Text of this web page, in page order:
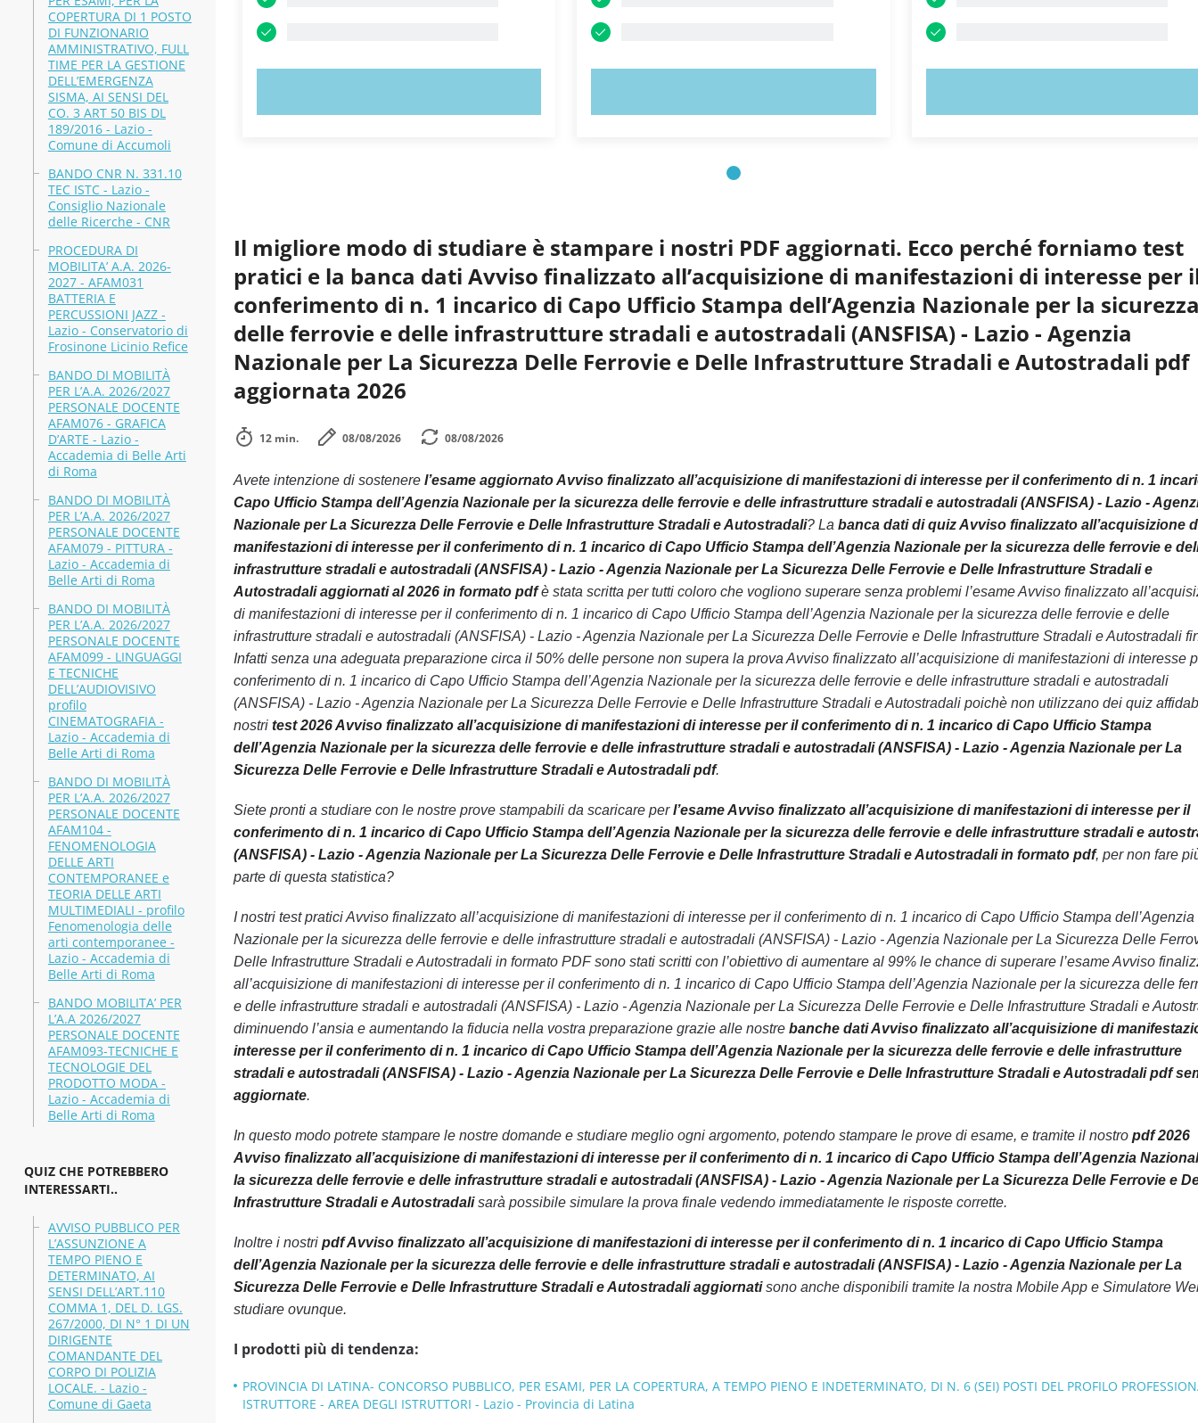
COPERTURA DI 1 POSTO
DI FUNZIONARIO
AMMINISTRATIVO, FULL
TIME PER LA GESTIONE
DELL’EMERGENZA
SISMA, AI SENSI DEL
CO. 3 ART 50 BIS DL
189/2016 - Lazio -
Comune di Accumoli
BANDO CNR N. 331.10
TEC ISTC - Lazio -
Consiglio Nazionale
delle Ricerche - CNR
PROCEDURA DI
MOBILITA’ A.A. 2026-
2027 - AFAM031
BATTERIA E
PERCUSSIONI JAZZ -
Lazio - Conservatorio di
Frosinone Licinio Refice
BANDO DI MOBILITÀ
PER L’A.A. 2026/2027
PERSONALE DOCENTE
AFAM076 - GRAFICA
D’ARTE - Lazio -
Accademia di Belle Arti
di Roma
BANDO DI MOBILITÀ
PER L’A.A. 2026/2027
PERSONALE DOCENTE
AFAM079 - PITTURA -
Lazio - Accademia di
Belle Arti di Roma
BANDO DI MOBILITÀ
PER L’A.A. 2026/2027
PERSONALE DOCENTE
AFAM099 - LINGUAGGI
E TECNICHE
DELL’AUDIOVISIVO
profilo
CINEMATOGRAFIA -
Lazio - Accademia di
Belle Arti di Roma
BANDO DI MOBILITÀ
PER L’A.A. 2026/2027
PERSONALE DOCENTE
AFAM104 -
FENOMENOLOGIA
DELLE ARTI
CONTEMPORANEE e
TEORIA DELLE ARTI
MULTIMEDIALI - profilo
Fenomenologia delle
arti contemporanee -
Lazio - Accademia di
Belle Arti di Roma
BANDO MOBILITA’ PER
L’A.A 2026/2027
PERSONALE DOCENTE
AFAM093-TECNICHE E
TECNOLOGIE DEL
PRODOTTO MODA -
Lazio - Accademia di
Belle Arti di Roma
QUIZ CHE POTREBBERO
INTERESSARTI..
AVVISO PUBBLICO PER
L’ASSUNZIONE A
TEMPO PIENO E
DETERMINATO, AI
SENSI DELL’ART.110
COMMA 1, DEL D. LGS.
267/2000, DI N° 1 DI UN
DIRIGENTE
COMANDANTE DEL
CORPO DI POLIZIA
LOCALE. - Lazio -
Comune di Gaeta
Il migliore modo di studiare è stampare i nostri PDF aggiornati. Ecco perché forniamo test
pratici e la banca dati Avviso finalizzato all’acquisizione di manifestazioni di interesse per
conferimento di n. 1 incarico di Capo Ufficio Stampa dell’Agenzia Nazionale per la
delle ferrovie e delle infrastrutture stradali e autostradali (ANSFISA) - Lazio - Agenzia
Nazionale per La Sicurezza Delle Ferrovie e Delle Infrastrutture Stradali e Autostradali pdf
aggiornata 2026
12 min. 08/08/2026 08/08/2026
Avete intenzione di sostenere l’esame aggiornato Avviso finalizzato all’acquisizione di manifestazioni di interesse per il conferimento di n. 1
Capo Ufficio Stampa dell’Agenzia Nazionale per la sicurezza delle ferrovie e delle infrastrutture stradali e autostradali (ANSFISA) - Lazio -
Nazionale per La Sicurezza Delle Ferrovie e Delle Infrastrutture Stradali e Autostradali? La banca dati di quiz Avviso finalizzato all’acquisizione
manifestazioni di interesse per il conferimento di n. 1 incarico di Capo Ufficio Stampa dell’Agenzia Nazionale per la sicurezza delle ferrovie e
infrastrutture stradali e autostradali (ANSFISA) - Lazio - Agenzia Nazionale per La Sicurezza Delle Ferrovie e Delle Infrastrutture Stradali e
Autostradali aggiornati al 2026 in formato pdfè stata scritta per tutti coloro che vogliono superare senza problemi l’esame Avviso finalizzato
di manifestazioni di interesse per il conferimento di n. 1 incarico di Capo Ufficio Stampa dell’Agenzia Nazionale per la sicurezza delle ferrovie e delle
infrastrutture stradali e autostradali (ANSFISA) - Lazio - Agenzia Nazionale per La Sicurezza Delle Ferrovie e Delle Infrastrutture Stradali e Autostradali
Infatti senza una adeguata preparazione circa il 50% delle persone non supera la prova Avviso finalizzato all’acquisizione di manifestazioni di interesse
conferimento di n. 1 incarico di Capo Ufficio Stampa dell’Agenzia Nazionale per la sicurezza delle ferrovie e delle infrastrutture stradali e autostradali
(ANSFISA) - Lazio - Agenzia Nazionale per La Sicurezza Delle Ferrovie e Delle Infrastrutture Stradali e Autostradali poichè non utilizzano dei quiz
nostri test 2026 Avviso finalizzato all’acquisizione di manifestazioni di interesse per il conferimento di n. 1 incarico di Capo Ufficio Stampa
dell’Agenzia Nazionale per la sicurezza delle ferrovie e delle infrastrutture stradali e autostradali (ANSFISA) - Lazio - Agenzia Nazionale per La
Sicurezza Delle Ferrovie e Delle Infrastrutture Stradali e Autostradali pdf.
Siete pronti a studiare con le nostre prove stampabili da scaricare perl’esame Avviso finalizzato all’acquisizione di manifestazioni di interesse per il
conferimento di n. 1 incarico di Capo Ufficio Stampa dell’Agenzia Nazionale per la sicurezza delle ferrovie e delle infrastrutture stradali e
(ANSFISA) - Lazio - Agenzia Nazionale per La Sicurezza Delle Ferrovie e Delle Infrastrutture Stradali e Autostradali in formato pdf, per non fare
parte di questa statistica?
I nostri test pratici Avviso finalizzato all’acquisizione di manifestazioni di interesse per il conferimento di n. 1 incarico di Capo Ufficio Stampa dell’Agenzia
Nazionale per la sicurezza delle ferrovie e delle infrastrutture stradali e autostradali (ANSFISA) - Lazio - Agenzia Nazionale per La Sicurezza Delle
Delle Infrastrutture Stradali e Autostradali in formato PDF sono stati scritti con l’obiettivo di aumentare al 99% le chance di superare l’esame Avviso
all’acquisizione di manifestazioni di interesse per il conferimento di n. 1 incarico di Capo Ufficio Stampa dell’Agenzia Nazionale per la sicurezza delle
e delle infrastrutture stradali e autostradali (ANSFISA) - Lazio - Agenzia Nazionale per La Sicurezza Delle Ferrovie e Delle Infrastrutture Stradali e
diminuendo l’ansia e aumentando la fiducia nella vostra preparazione grazie alle nostre banche dati Avviso finalizzato all’acquisizione di
interesse per il conferimento di n. 1 incarico di Capo Ufficio Stampa dell’Agenzia Nazionale per la sicurezza delle ferrovie e delle infrastrutture
stradali e autostradali (ANSFISA) - Lazio - Agenzia Nazionale per La Sicurezza Delle Ferrovie e Delle Infrastrutture Stradali e Autostradali pdf
aggiornate.
In questo modo potrete stampare le nostre domande e studiare meglio ogni argomento, potendo stampare le prove di esame, e tramite il nostro pdf 2026
Avviso finalizzato all’acquisizione di manifestazioni di interesse per il conferimento di n. 1 incarico di Capo Ufficio Stampa dell’Agenzia
la sicurezza delle ferrovie e delle infrastrutture stradali e autostradali (ANSFISA) - Lazio - Agenzia Nazionale per La Sicurezza Delle Ferrovie e
Infrastrutture Stradali e Autostradalisarà possibile simulare la prova finale vedendo immediatamente le risposte corrette.
Inoltre i nostri pdf Avviso finalizzato all’acquisizione di manifestazioni di interesse per il conferimento di n. 1 incarico di Capo Ufficio Stampa
dell’Agenzia Nazionale per la sicurezza delle ferrovie e delle infrastrutture stradali e autostradali (ANSFISA) - Lazio - Agenzia Nazionale per La
Sicurezza Delle Ferrovie e Delle Infrastrutture Stradali e Autostradali aggiornatisono anche disponibili tramite la nostra Mobile App e Simulatore
studiare ovunque.
I prodotti più di tendenza:
PROVINCIA DI LATINA- CONCORSO PUBBLICO, PER ESAMI, PER LA COPERTURA, A TEMPO PIENO E INDETERMINATO, DI N. 6 (SEI) POSTI DEL PROFILO
ISTRUTTORE - AREA DEGLI ISTRUTTORI - Lazio - Provincia di Latina